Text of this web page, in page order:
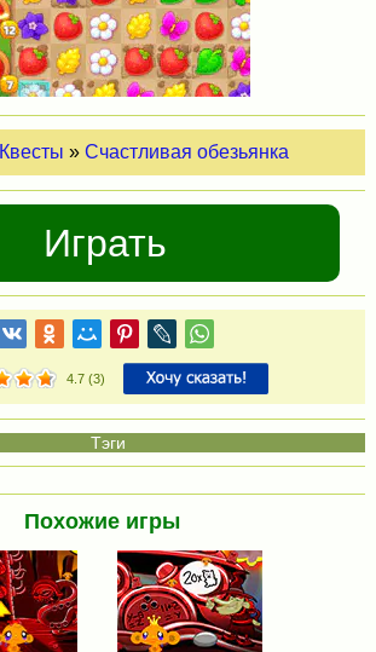
Квесты »Счастливая обезьянка
Играть
4.7(3)
Похожие игры